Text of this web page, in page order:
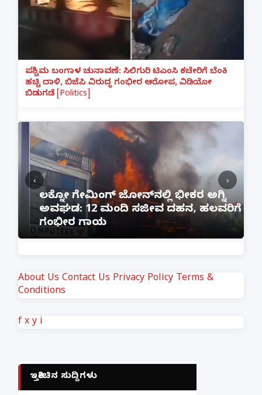
ಪಶ್ಚಿಮ ಬಂಗಾಳ ಚುನಾವಣೆ: ಸಿಲಿಗುರಿ ಟಿಎಂಸಿ ಕಚೇರಿಗೆ ಬೆಂಕಿ
ಹಚ್ಚಿ ದಾಳಿ, ಬಿಜೆಪಿ ವಿರುದ್ಧ ಗಂಭೀರ ಆರೋಪ, ವಿಡಿಯೋ
ಬಿಡುಗಡೆ [Politics]
ಲಕ್ನೋ ಗೇಮಿಂಗ್ ಜೋನ್‌ನಲ್ಲಿ ಭೀಕರ ಅಗ್ನಿ
ಅವಘಡ: 12 ಮಂದಿ ಸಜೀವ ದಹನ, ಹಲವರಿಗೆ
ಗಂಭೀರ ಗಾಯ
‹ ›
About Us Contact Us Privacy Policy Terms &
Conditions
f x y i
ಇತ್ತೀಚಿನ ಸುದ್ದಿಗಳು